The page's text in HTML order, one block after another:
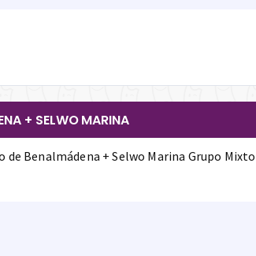
+ SELWO MARINA
de Benalmádena + Selwo Marina Grupo Mixto